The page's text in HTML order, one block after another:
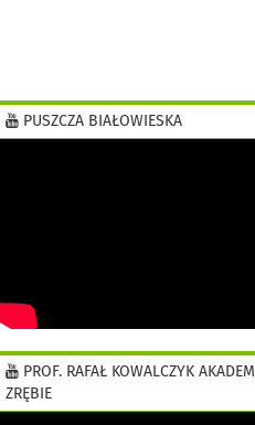
PUSZCZA BIAŁOWIESKA
PROF. RAFAŁ KOWALCZYK
ZRĘBIE